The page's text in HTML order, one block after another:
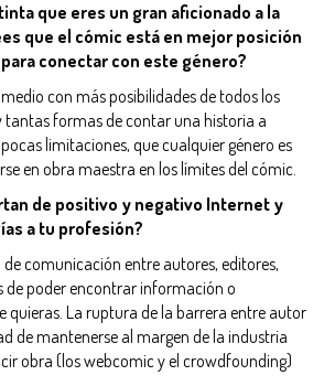
que eres un gran aficionado a la
que el cómic está en mejor posición
conectar con este género?
con más posibilidades de todos los
tantas formas de contar una historia a
limitaciones, que cualquier género es
en obra maestra en los límites del cómic.
de positivo y negativo Internet y
a tu profesión?
comunicación entre autores, editores,
de poder encontrar información o
quieras. La ruptura de la barrera entre autor
de mantenerse al margen de la industria
obra (los webcomic y el crowdfounding)